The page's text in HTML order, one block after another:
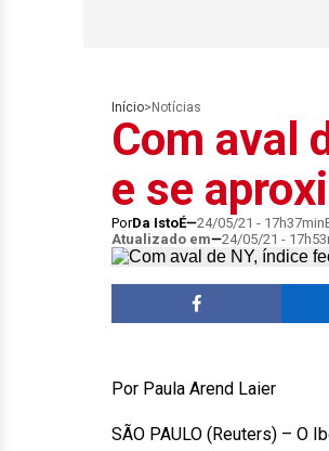
Início> Notícias
Com aval
e se
PorDa IstoÉ 24/05/21 - 17h37min
Atualizado em
24/05/21 -
Por Paula Arend Laier
SÃO PAULO (Reuters) – O